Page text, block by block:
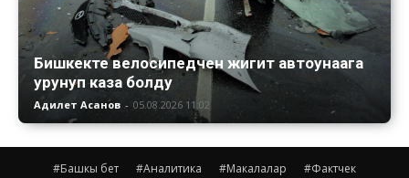
Бишкекте велосипедчен жигит автоунаага
урунуп каза болду
Адилет Асанов - 05.08.2026 11:02
#Башкы бет #Аналитика #Макалалар #Фактчек